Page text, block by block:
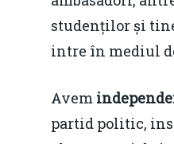
studenților și
intre în mediul
Avem
partid politic,